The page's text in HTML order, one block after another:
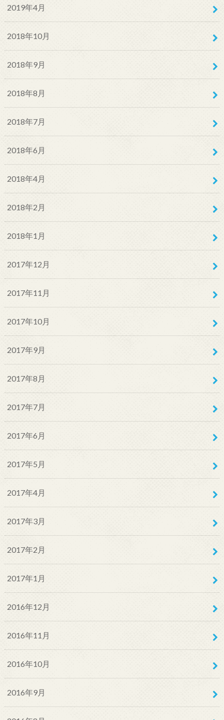
2019年4月
2018年10月
2018年9月
2018年8月
2018年7月
2018年6月
2018年4月
2018年2月
2018年1月
2017年12月
2017年11月
2017年10月
2017年9月
2017年8月
2017年7月
2017年6月
2017年5月
2017年4月
2017年3月
2017年2月
2017年1月
2016年12月
2016年11月
2016年10月
2016年9月